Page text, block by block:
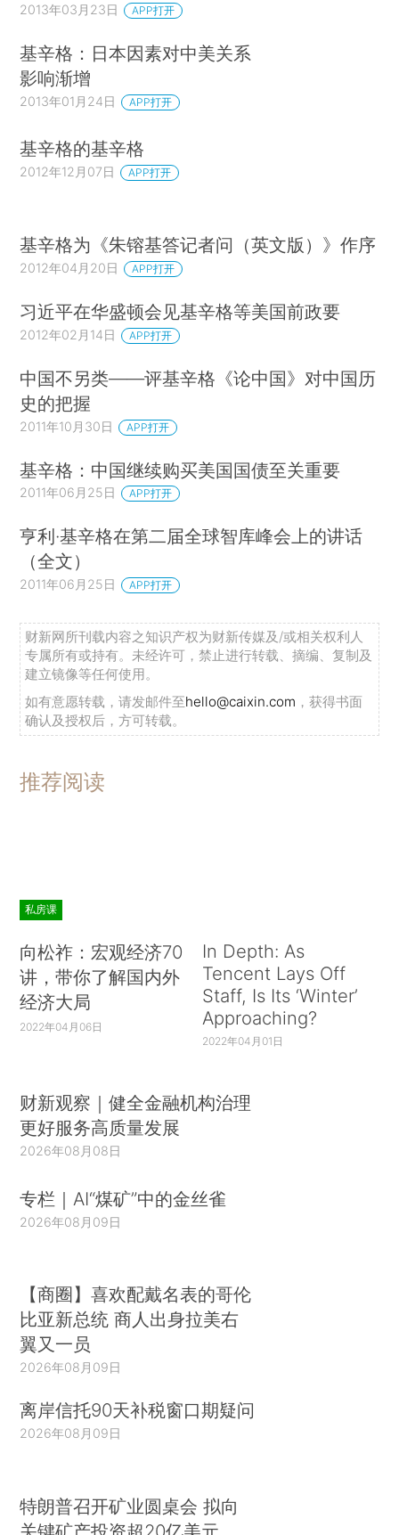
2013年03月23日 APP打开
基辛格：日本因素对中美关系
影响渐增
2013年01月24日 APP打开
基辛格的基辛格
2012年12月07日 APP打开
基辛格为《朱镕基答记者问（英文版）》作序
2012年04月20日 APP打开
习近平在华盛顿会见基辛格等美国前政要
2012年02月14日 APP打开
中国不另类——评基辛格《论中国》对中国历
史的把握
2011年10月30日 APP打开
基辛格：中国继续购买美国国债至关重要
2011年06月25日 APP打开
亨利·基辛格在第二届全球智库峰会上的讲话
（全文）
2011年06月25日 APP打开
财新网所刊载内容之知识产权为财新传媒及/或相关权利人
专属所有或持有。未经许可，禁止进行转载、摘编、复制及
建立镜像等任何使用。
如有意愿转载，请发邮件至hello@caixin.com ，获得书面
确认及授权后，方可转载。
推荐阅读
私房课
向松祚：宏观经济70
讲，带你了解国内外
经济大局
2022年04月06日
In Depth: As
Tencent Lays Off
Staff, Is Its ‘Winter’
Approaching?
2022年04月01日
财新观察｜健全金融机构治理
更好服务高质量发展
2026年08月08日
专栏｜AI“煤矿”中的金丝雀
2026年08月09日
【商圈】喜欢配戴名表的哥伦
比亚新总统 商人出身拉美右
翼又一员
2026年08月09日
离岸信托90天补税窗口期疑问
2026年08月09日
特朗普召开矿业圆桌会 拟向